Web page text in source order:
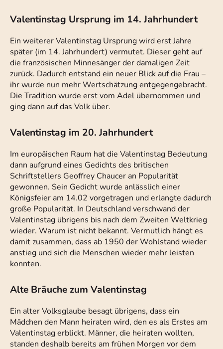
Valentinstag Ursprung im 14. Jahrhundert
Ein weiterer Valentinstag Ursprung wird erst Jahre
später (im 14. Jahrhundert) vermutet. Dieser geht auf
die französischen Minnesänger der damaligen Zeit
zurück. Dadurch entstand ein neuer Blick auf die Frau –
ihr wurde nun mehr Wertschätzung entgegengebracht.
Die Tradition wurde erst vom Adel übernommen und
ging dann auf das Volk über.
Valentinstag im 20. Jahrhundert
Im europäischen Raum hat die Valentinstag Bedeutung
dann aufgrund eines Gedichts des britischen
Schriftstellers Geoffrey Chaucer an Popularität
gewonnen. Sein Gedicht wurde anlässlich einer
Königsfeier am 14.02 vorgetragen und erlangte dadurch
große Popularität. In Deutschland verschwand der
Valentinstag übrigens bis nach dem Zweiten Weltkrieg
wieder. Warum ist nicht bekannt. Vermutlich hängt es
damit zusammen, dass ab 1950 der Wohlstand wieder
anstieg und sich die Menschen wieder mehr leisten
konnten.
Alte Bräuche zum Valentinstag
Ein alter Volksglaube besagt übrigens, dass ein
Mädchen den Mann heiraten wird, den es als Erstes am
Valentinstag erblickt. Männer, die heiraten wollten,
standen deshalb bereits am frühen Morgen vor dem